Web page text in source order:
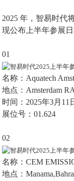
2025 年，智易时代
现公布上半年参展
01
名称： Aquatech
地点：Amsterdam
时间：2025年3月11
展位号：01.624
02
名称：CEM
地点：